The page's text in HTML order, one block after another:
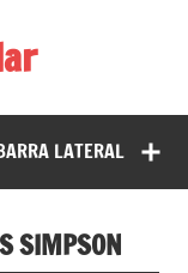
LATERAL
SIMPSON